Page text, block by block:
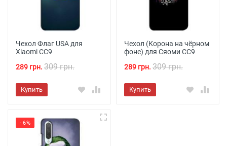
Чехол Флаг USA для
Xiaomi CC9
289 грн. 309 грн.
Купить
Чехол (Корона на чёрном
фоне) для Сяоми СС9
289 грн. 309 грн.
Купить
- 6%